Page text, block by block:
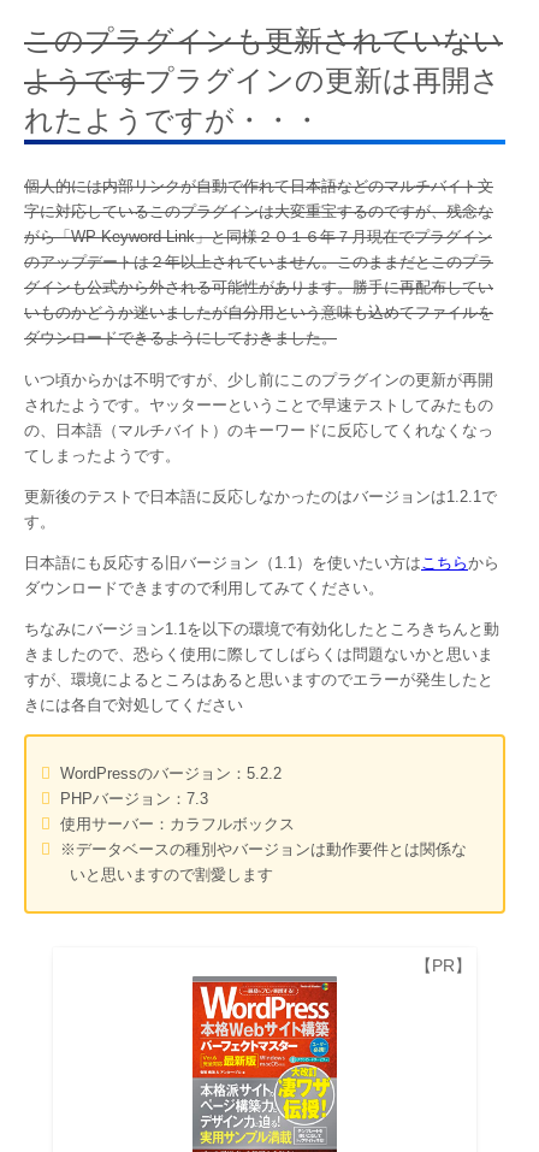
このプラグインも更新されていない
ようですプラグインの更新は再開さ
れたようですが・・・
個人的には内部リンクが自動で作れて日本語などのマルチバイト文
字に対応しているこのプラグインは大変重宝するのですが、残念な
がら「WP Keyword Link」と同様２０１６年７月現在でプラグイン
のアップデートは２年以上されていません。このままだとこのプラ
グインも公式から外される可能性があります。勝手に再配布してい
いものかどうか迷いましたが自分用という意味も込めてファイルを
ダウンロードできるようにしておきました。
いつ頃からかは不明ですが、少し前にこのプラグインの更新が再開
されたようです。ヤッターーということで早速テストしてみたもの
の、日本語（マルチバイト）のキーワードに反応してくれなくなっ
てしまったようです。
更新後のテストで日本語に反応しなかったのはバージョンは1.2.1で
す。
日本語にも反応する旧バージョン（1.1）を使いたい方はこちらから
ダウンロードできますので利用してみてください。
ちなみにバージョン1.1を以下の環境で有効化したところきちんと動
きましたので、恐らく使用に際してしばらくは問題ないかと思いま
すが、環境によるところはあると思いますのでエラーが発生したと
きには各自で対処してください
WordPressのバージョン：5.2.2
PHPバージョン：7.3
使用サーバー：カラフルボックス
※データベースの種別やバージョンは動作要件とは関係な
いと思いますので割愛します